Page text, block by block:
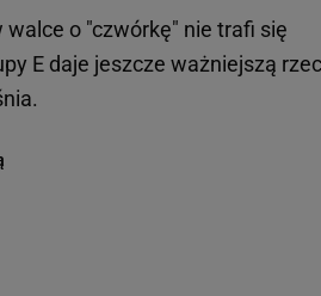
o "czwórkę" nie trafi się
E daje jeszcze ważniejszą